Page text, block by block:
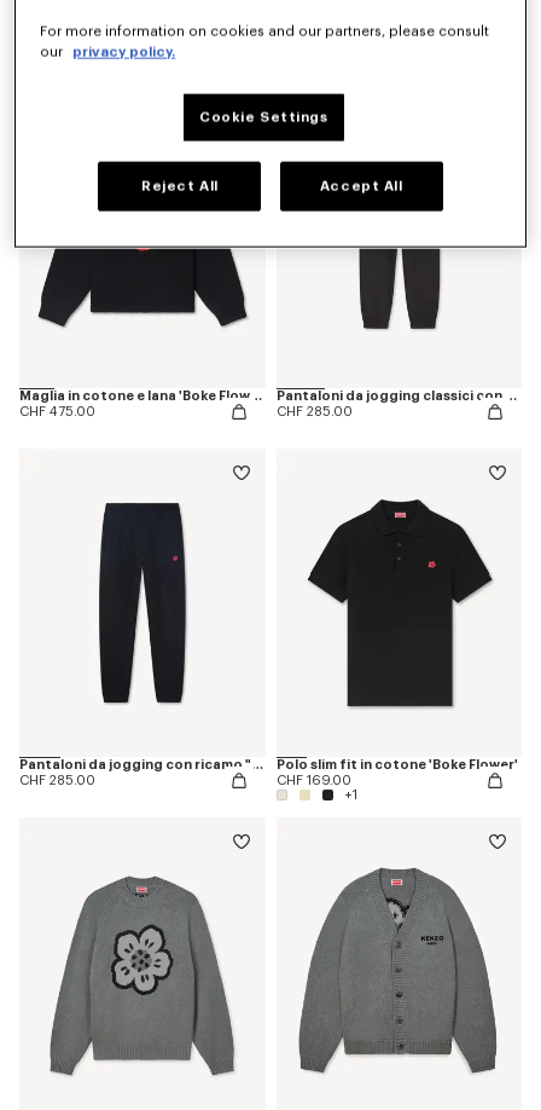
T-shirt in cotone con ricamo 'Boke Flower'
CHF 515.00
Maglia in cotone e lana 'Boke Flower'
CHF 475.00
Pantaloni da jogging classici con ricamo 'Boke Flower'
CHF 285.00
Pantaloni da jogging con ricamo "Boke Flower".
CHF 285.00
Polo slim fit in cotone 'Boke Flower'
CHF 169.00
+1
For more information on cookies and our partners, please consult
our
privacy policy.
Cookie Settings
Reject All Accept All